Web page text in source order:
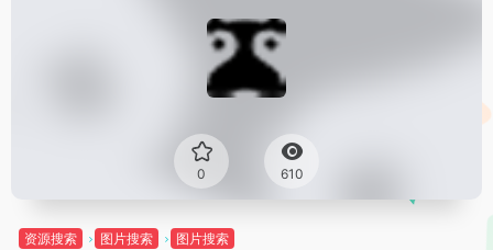
0 610
资源搜索 图片搜索 图片搜索